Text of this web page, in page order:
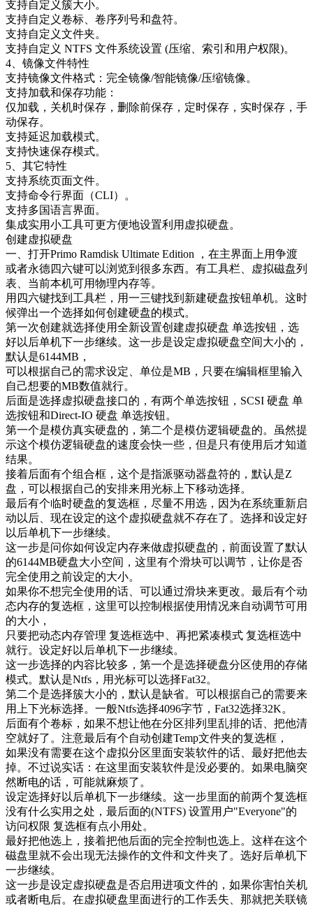
支持自定义簇大小。
支持自定义卷标、卷序列号和盘符。
支持自定义文件夹。
支持自定义 NTFS 文件系统设置 (压缩、索引和用户权限)。
4、镜像文件特性
支持镜像文件格式：完全镜像/智能镜像/压缩镜像。
支持加载和保存功能：
仅加载，关机时保存，删除前保存，定时保存，实时保存，手
动保存。
支持延迟加载模式。
支持快速保存模式。
5、其它特性
支持系统页面文件。
支持命令行界面（CLI）。
支持多国语言界面。
集成实用小工具可更方便地设置利用虚拟硬盘。
创建虚拟硬盘
一、打开Primo Ramdisk Ultimate Edition ，在主界面上用争渡
或者永德四六键可以浏览到很多东西。有工具栏、虚拟磁盘列
表、当前本机可用物理内存等。
用四六键找到工具栏，用一三键找到新建硬盘按钮单机。这时
候弹出一个选择如何创建硬盘的模式。
第一次创建就选择使用全新设置创建虚拟硬盘 单选按钮，选
好以后单机下一步继续。这一步是设定虚拟硬盘空间大小的，
默认是6144MB，
可以根据自己的需求设定、单位是MB，只要在编辑框里输入
自己想要的MB数值就行。
后面是选择虚拟硬盘接口的，有两个单选按钮，SCSI 硬盘 单
选按钮和Direct-IO 硬盘 单选按钮。
第一个是模仿真实硬盘的，第二个是模仿逻辑硬盘的。虽然提
示这个模仿逻辑硬盘的速度会快一些，但是只有使用后才知道
结果。
接着后面有个组合框，这个是指派驱动器盘符的，默认是Z
盘，可以根据自己的安排来用光标上下移动选择。
最后有个临时硬盘的复选框，尽量不用选，因为在系统重新启
动以后、现在设定的这个虚拟硬盘就不存在了。选择和设定好
以后单机下一步继续。
这一步是问你如何设定内存来做虚拟硬盘的，前面设置了默认
的6144MB硬盘大小空间，这里有个滑块可以调节，让你是否
完全使用之前设定的大小。
如果你不想完全使用的话、可以通过滑块来更改。最后有个动
态内存的复选框，这里可以控制根据使用情况来自动调节可用
的大小，
只要把动态内存管理 复选框选中、再把紧凑模式 复选框选中
就行。设定好以后单机下一步继续。
这一步选择的内容比较多，第一个是选择硬盘分区使用的存储
模式。默认是Ntfs，用光标可以选择Fat32。
第二个是选择簇大小的，默认是缺省。可以根据自己的需要来
用上下光标选择。一般Ntfs选择4096字节，Fat32选择32K。
后面有个卷标，如果不想让他在分区排列里乱排的话、把他清
空就好了。注意最后有个自动创建Temp文件夹的复选框，
如果没有需要在这个虚拟分区里面安装软件的话、最好把他去
掉。不过说实话：在这里面安装软件是没必要的。如果电脑突
然断电的话，可能就麻烦了。
设定选择好以后单机下一步继续。这一步里面的前两个复选框
没有什么实用之处，最后面的(NTFS) 设置用户"Everyone"的
访问权限 复选框有点小用处。
最好把他选上，接着把他后面的完全控制也选上。这样在这个
磁盘里就不会出现无法操作的文件和文件夹了。选好后单机下
一步继续。
这一步是设定虚拟硬盘是否启用进项文件的，如果你害怕关机
或者断电后。在虚拟硬盘里面进行的工作丢失、那就把关联镜